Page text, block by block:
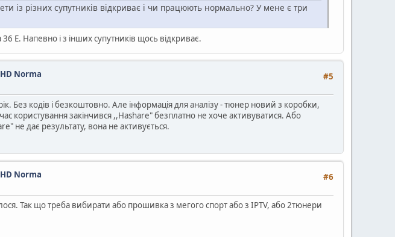
із різних супутників відкриває і чи працюють нормально? У мене є три
Е. Напевно і з інших супутників щось відкриває.
#5
Norma
Без кодів і безкоштовно. Але інформація для аналізу - тюнер новий з коробки,
користування закінчився ,,Hashare" безплатно не хоче активуватися. Або
не дає результату, вона не активується.
#6
Norma
Так що треба вибирати або прошивка з мегого спорт або з ІРТV, або 2тюнери